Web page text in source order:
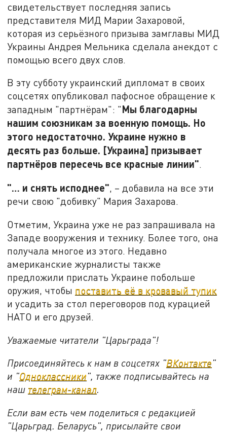
свидетельствует последняя запись
представителя МИД Марии Захаровой,
которая из серьёзного призыва замглавы МИД
Украины Андрея Мельника сделала анекдот с
помощью всего двух слов.
В эту субботу украинский дипломат в своих
соцсетях опубликовал пафосное обращение к
западным "партнёрам": "Мы благодарны
нашим союзникам за военную помощь. Но
этого недостаточно. Украине нужно в
десять раз больше. [Украина] призывает
партнёров пересечь все красные линии".
"… и снять исподнее", – добавила на все эти
речи свою "добивку" Мария Захарова.
Отметим, Украина уже не раз запрашивала на
Западе вооружения и технику. Более того, она
получала многое из этого. Недавно
американские журналисты также
предложили прислать Украине побольше
оружия, чтобы поставить её в кровавый тупик
и усадить за стол переговоров под курацией
НАТО и его друзей.
Уважаемые читатели "Царьграда"!
Присоединяйтесь к нам в соцсетях "ВКонтакте"
и "Одноклассники", также подписывайтесь на
наш телеграм-канал.
Если вам есть чем поделиться с редакцией
"Царьград. Беларусь", присылайте свои